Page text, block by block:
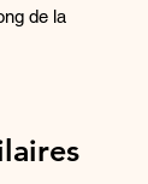
de la
à avoir
une
apportera